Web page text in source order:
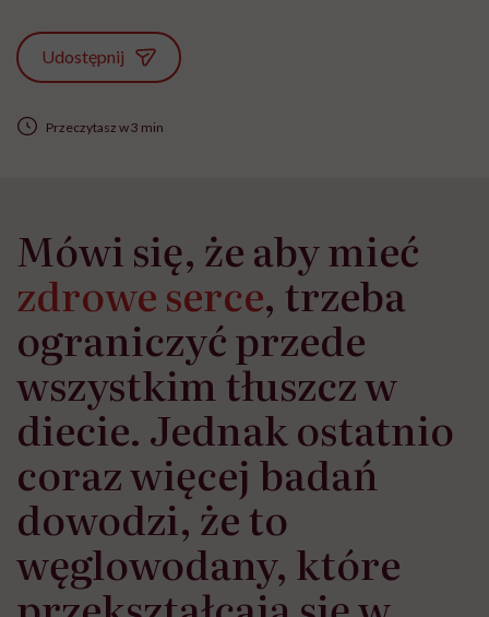
Udostępnij
Przeczytasz w 3 min
Mówi się, że aby mieć
zdrowe serce, trzeba
ograniczyć przede
wszystkim tłuszcz w
diecie. Jednak ostatnio
coraz więcej badań
dowodzi, że to
węglowodany, które